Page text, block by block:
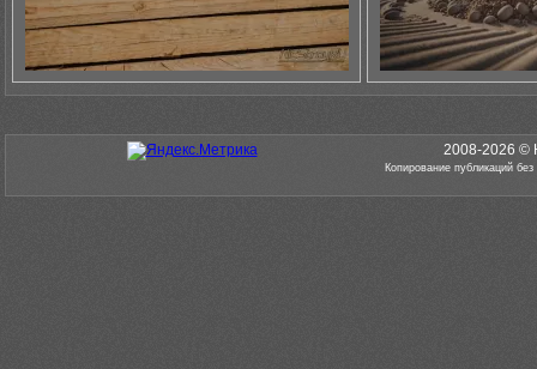
2008-2026 ©
Копирование публикаций